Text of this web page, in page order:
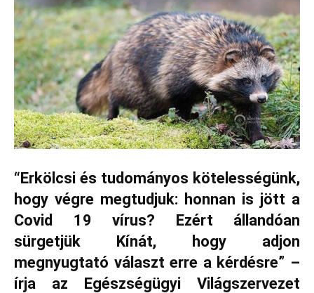
“Erkölcsi és tudományos kötelességünk,
hogy végre megtudjuk: honnan is jött a
Covid 19 vírus? Ezért állandóan
sürgetjük Kínát, hogy adjon
megnyugtató választ erre a kérdésre” –
írja az Egészségügyi Világszervezet